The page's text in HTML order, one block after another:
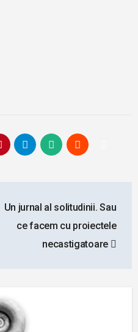
Un jurnal al solitudinii. Sau
ce facem cu proiectele
necastigatoare